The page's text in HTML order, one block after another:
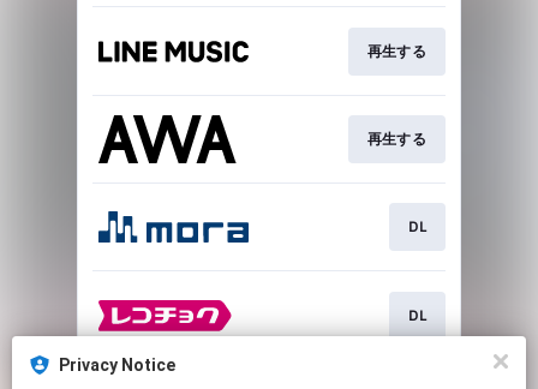
Privacy Notice
再生する
再生する
DL
DL